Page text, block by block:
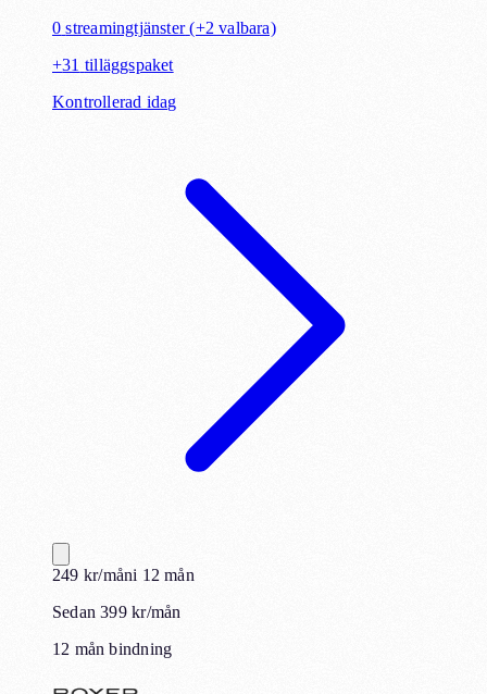
0 streamingtjänster (+2 valbara)
+31 tilläggspaket
Kontrollerad idag
249 kr/måni 12 mån
Sedan 399 kr/mån
12 mån bindning